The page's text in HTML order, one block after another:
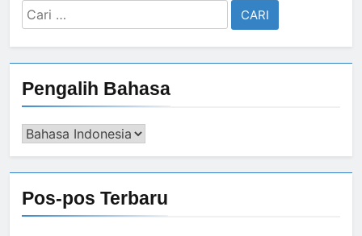
Cari
untuk:
Pengalih Bahasa
Pengalih
Pos-pos Terbaru